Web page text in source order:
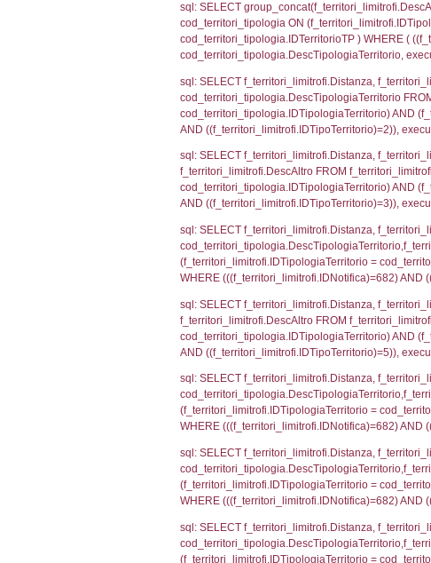
WHERE
sql: SELECT
ComuneSL,
IDNotifica=682,
sql: SELECT
sql: SELECT
sql: SELECT
sql: SELECT
'%d/%m/%Y') as
executionMS: